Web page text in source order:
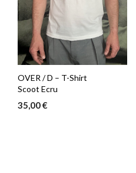
OVER / D – T-Shirt
Scoot Ecru
35,00€